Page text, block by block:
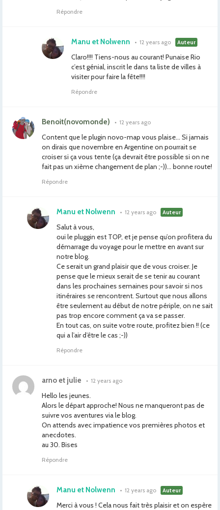
Répondre
Manu et Nolwenn • 12 years ago Auteur
Claro!!!! Tiens-nous au courant! Punaise Rio
c’est génial, inscrit le dans ta liste de villes à
visiter pour faire la fête!!!!
Répondre
Benoit(novomonde) • 12 years ago
Content que le plugin novo-map vous plaise… Si jamais
on dirais que novembre en Argentine on pourrait se
croiser si ça vous tente (ça devrait être possible si on ne
fait pas un xième changement de plan ;-))… bonne route!
Répondre
Manu et Nolwenn • 12 years ago Auteur
Salut à vous,
oui le pluggin est TOP, et je pense qu’on profitera du
démarrage du voyage pour le mettre en avant sur
notre blog.
Ce serait un grand plaisir que de vous croiser. Je
pense que le mieux serait de se tenir au courant
dans les prochaines semaines pour savoir si nos
itinéraires se rencontrent. Surtout que nous allons
être seulement au début de notre périple, on ne sait
pas trop encore comment ça va se passer.
En tout cas, on suite votre route, profitez bien !! (ce
qui a l’air d’être le cas ;-))
Répondre
arno et julie • 12 years ago
Hello les jeunes.
Alors le départ approche! Nous ne manqueront pas de
suivre vos aventures via le blog.
On attends avec impatience vos premières photos et
anecdotes.
au 30. Bises
Répondre
Manu et Nolwenn • 12 years ago Auteur
Merci à vous ! Cela nous fait très plaisir et on espère